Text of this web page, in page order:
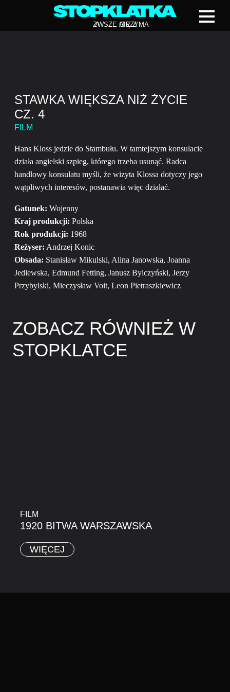
ZAWSZE CIĘ Z
ATRZYMA
STAWKA WIĘKSZA NIŻ ŻYCIE
CZ. 4
FILM
Hans Kloss jedzie do Stambułu. W tamtejszym konsulacie
działa angielski szpieg, którego trzeba usunąć. Radca
handlowy konsulatu myśli, że wizyta Klossa dotyczy jego
wątpliwych interesów, postanawia więc działać.
Gatunek: Wojenny
Kraj produkcji: Polska
Rok produkcji: 1968
Reżyser: Andrzej Konic
Obsada: Stanisław Mikulski, Alina Janowska, Joanna
Jedlewska, Edmund Fetting, Janusz Bylczyński, Jerzy
Przybylski, Mieczysław Voit, Leon Pietraszkiewicz
ZOBACZ RÓWNIEŻ W
STOPKLATCE
FILM
1920 BITWA WARSZAWSKA
WIĘCEJ